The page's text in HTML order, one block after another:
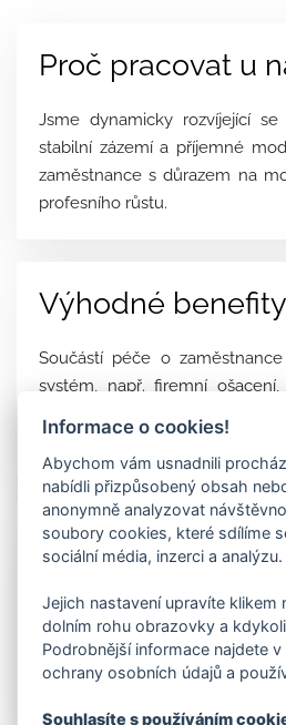
Proč pracovat u
Jsme dynamicky rozvíjející se
stabilní zázemí a příjemné
zaměstnance s důrazem na
profesního růstu.
Výhodné benefity
Součástí péče o
systém, např. firemní
pravidelné firemní akce.
Naše hodnoty
Spravovat les dlouhodobě
Být užiteční pro druhé.
Vážit si člověka v souladu s
Informace o cookies!
Abychom vám usnadnili
nabídli přizpůsobený obsah
anonymně analyzovat
soubory cookies, které sdílíme
sociální média, inzerci a analýzu.
Jejich nastavení upravíte klikem
dolním rohu obrazovky a
Podrobnější informace najdete
ochrany osobních údajů a
Souhlasíte s používáním